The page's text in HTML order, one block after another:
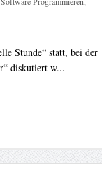
Stunde“ statt, bei der
diskutiert w...